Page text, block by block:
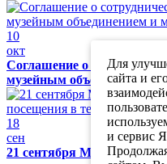
10
окт
Соглашение о
музейным объединением
18
сен
21 сентября Музей
Для
сайта и
и сервис